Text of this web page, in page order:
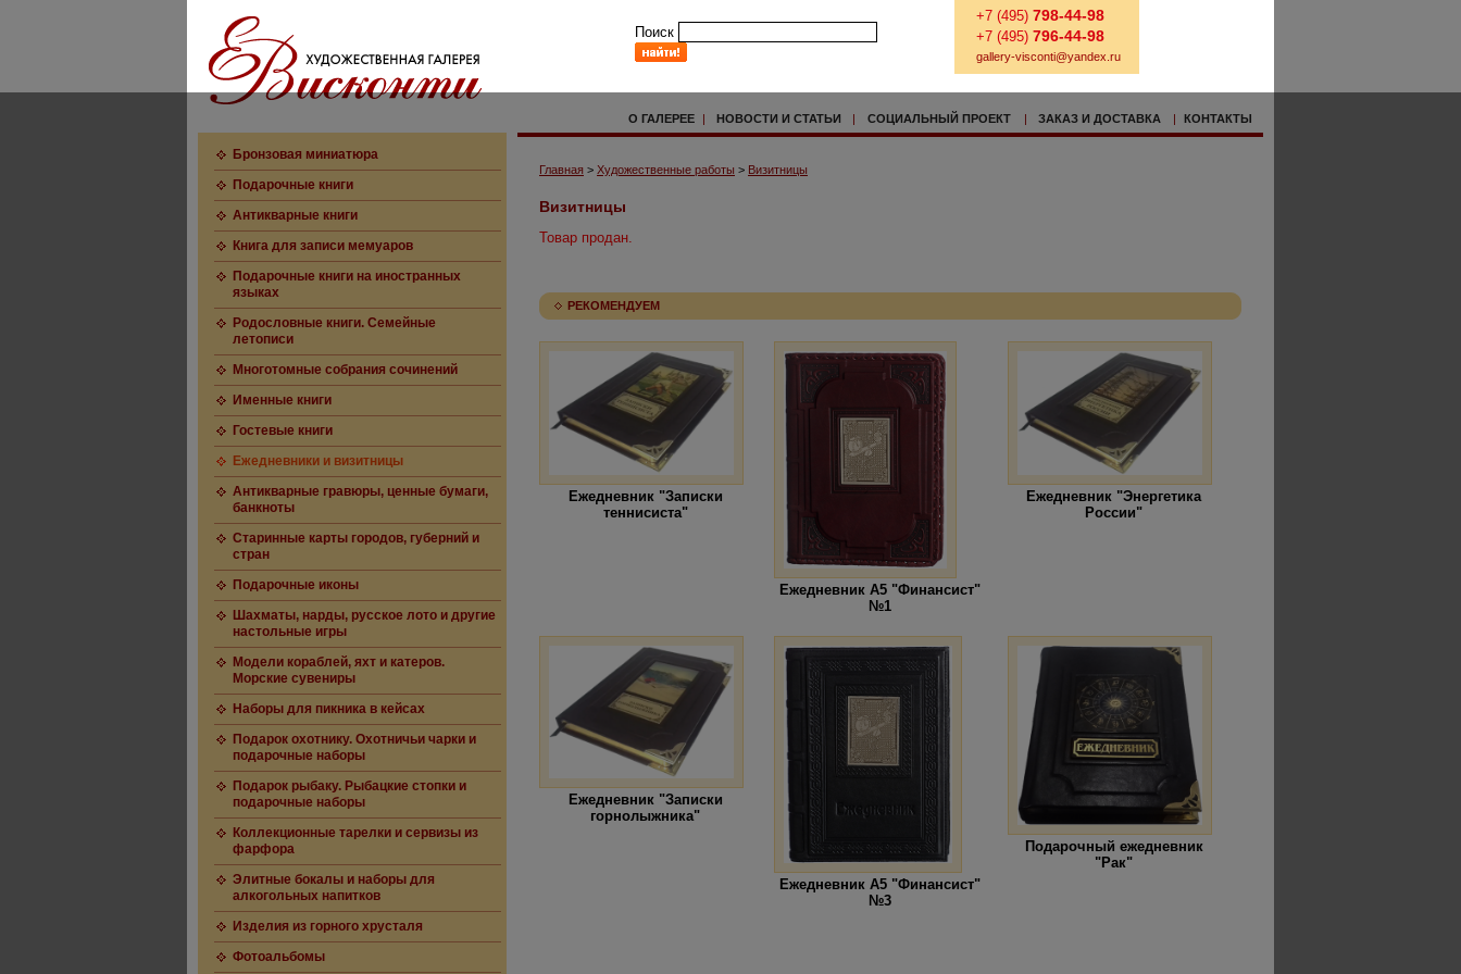
Поиск
+7 (495) 798-44-98
+7 (495) 796-44-98
gallery-visconti@yandex.ru
О ГАЛЕРЕЕ | НОВОСТИ И СТАТЬИ | СОЦИАЛЬНЫЙ ПРОЕКТ | ЗАКАЗ И ДОСТАВКА | КОНТАКТЫ
Бронзовая миниатюра
Подарочные книги
Антикварные книги
Книга для записи мемуаров
Подарочные книги на иностранных
языках
Родословные книги. Семейные
летописи
Многотомные собрания сочинений
Именные книги
Гостевые книги
Ежедневники и визитницы
Антикварные гравюры, ценные бумаги,
банкноты
Старинные карты городов, губерний и
стран
Подарочные иконы
Шахматы, нарды, русское лото и другие
настольные игры
Модели кораблей, яхт и катеров.
Морские сувениры
Наборы для пикника в кейсах
Подарок охотнику. Охотничьи чарки и
подарочные наборы
Подарок рыбаку. Рыбацкие стопки и
подарочные наборы
Коллекционные тарелки и сервизы из
фарфора
Элитные бокалы и наборы для
алкогольных напитков
Изделия из горного хрусталя
Фотоальбомы
Главная > Художественные работы > Визитницы
Визитницы
Товар продан.
РЕКОМЕНДУЕМ
Ежедневник "Записки
теннисиста"
Ежедневник А5 "Финансист"
№1
Ежедневник "Энергетика
России"
Ежедневник "Записки
горнолыжника"
Ежедневник А5 "Финансист"
№3
Подарочный ежедневник
"Рак"